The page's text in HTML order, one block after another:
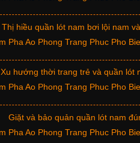
Thị hiều quần lót nam bơi lội nam
Xu hướng thời trang trẻ và quần lót
Giặt và bảo quản quần lót nam